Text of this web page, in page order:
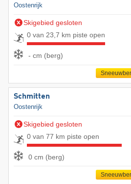
Oostenrijk
Skigebied gesloten
0 van 23,7 km piste open
- cm (berg)
Schmitten
Oostenrijk
Skigebied gesloten
0 van 77 km piste open
0 cm (berg)